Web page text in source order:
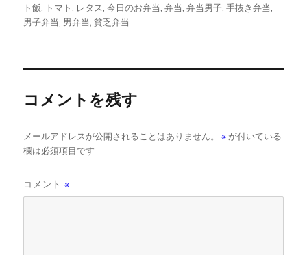
者
日:
ゴ
ト飯, トマト, レタス,今日のお弁当,弁当,弁当男子,手抜き弁当,
男子弁当, 男弁当,貧乏弁当
コメントを残す
メールアドレスが公開されることはありません。 ※が付いている
欄は必須項目です
コメント※